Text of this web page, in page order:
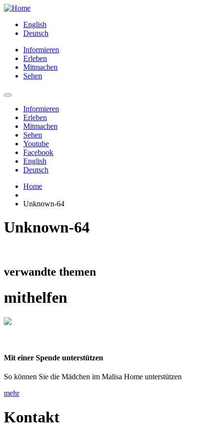
English
Deutsch
Informieren
Erleben
Mitmachen
Sehen
Informieren
Erleben
Mitmachen
Sehen
Youtube
Facebook
English
Deutsch
Home
Unknown-64
Unknown-64
verwandte themen
mithelfen
Mit einer Spende unterstützen
So können Sie die Mädchen im Malisa Home unterstützen
mehr
Kontakt